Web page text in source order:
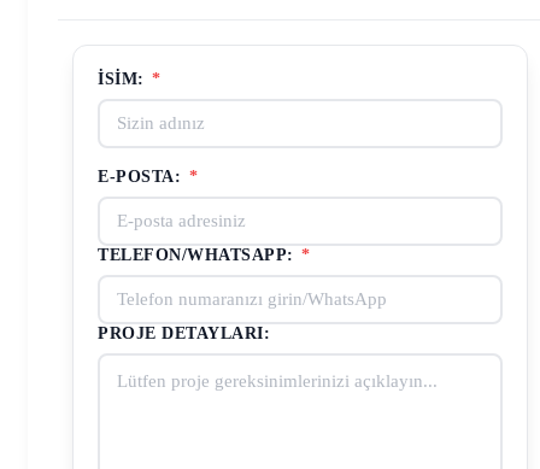
İSIM: *
E-POSTA: *
TELEFON/WHATSAPP: *
PROJE DETAYLARI: